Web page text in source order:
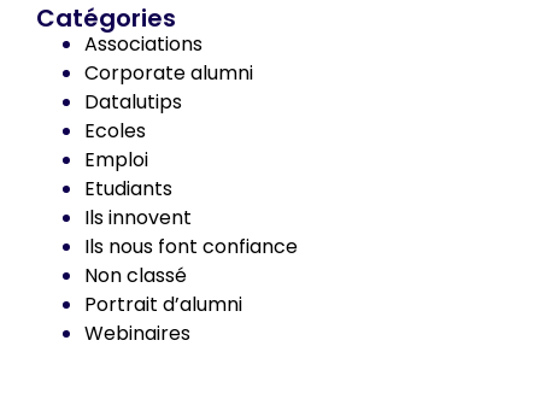
Catégories
Associations
Corporate alumni
Datalutips
Ecoles
Emploi
Etudiants
Ils innovent
Ils nous font confiance
Non classé
Portrait d’alumni
Webinaires